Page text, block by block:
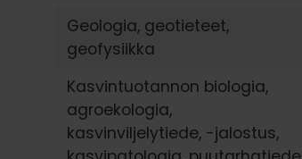
Geologia, geotieteet,
geofysiikka
Kasvintuotannon biologia,
agroekologia,
kasvinviljelytiede, -jalostus,